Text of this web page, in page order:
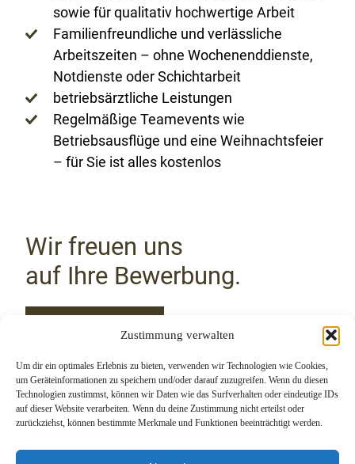
Zustimmung verwalten
Um dir ein optimales Erlebnis zu bieten, verwenden wir Technologien wie Cookies,
um Geräteinformationen zu speichern und/oder darauf zuzugreifen. Wenn du diesen
Technologien zustimmst, können wir Daten wie das Surfverhalten oder eindeutige IDs
auf dieser Website verarbeiten. Wenn du deine Zustimmung nicht erteilst oder
zurückziehst, können bestimmte Merkmale und Funktionen beeinträchtigt werden.
sowie für qualitativ hochwertige Arbeit
Familienfreundliche und verlässliche
Arbeitszeiten – ohne Wochenenddienste,
Notdienste oder Schichtarbeit
betriebsärztliche Leistungen
Regelmäßige Teamevents wie
Betriebsausflüge und eine Weihnachtsfeier
– für Sie ist alles kostenlos
Wir freuen uns
auf Ihre Bewerbung.
Jetzt bewerben